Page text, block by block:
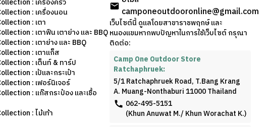
: เครื่องนอน
: เตา
: เตาฟืน เตาย่าง และ BBQ
: เตาย่าง และ BBQ
: เตาแก็ส
: เต็นท์ & ทาร์ป
: เป้และกระเป๋า
: เฟอร์นิเจอร์
: แก๊สกระป๋อง และเชื้อ
: ไม้เท้า
camponeoutdooronline@gmail.com
เว็บไซต์นี้ ดูแลโดยสาขาราชพฤกษ์ และ
หนองแขมหากพบปัญหาในการใช้เว็บไซต์ กรุณา
ติดต่อ:
Camp One Outdoor Store
Ratchaphruek:
5/1 Ratchaphruek Road, T.Bang Krang
A. Muang-Nonthaburi 11000 Thailand
062-495-5151
(Khun Anuwat M./ Khun Worachat K.)